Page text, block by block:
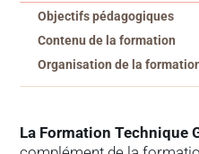
Objectifs pédagogiques
Contenu de la formation
Organisation de la
La Formation Technique